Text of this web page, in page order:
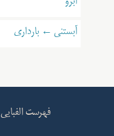
آبرو
آبستنی ← بارداری
فهرست الفبایی